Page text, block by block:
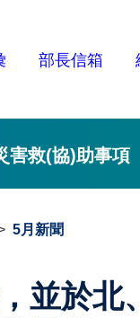
部長信箱
害救(協)助事項
5月新聞
並於北